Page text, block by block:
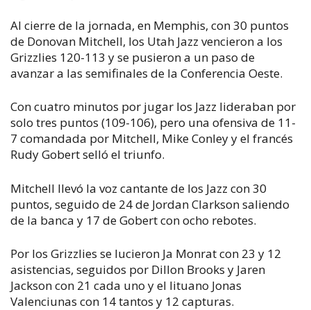
Al cierre de la jornada, en Memphis, con 30 puntos
de Donovan Mitchell, los Utah Jazz vencieron a los
Grizzlies 120-113 y se pusieron a un paso de
avanzar a las semifinales de la Conferencia Oeste.
Con cuatro minutos por jugar los Jazz lideraban por
solo tres puntos (109-106), pero una ofensiva de 11-
7 comandada por Mitchell, Mike Conley y el francés
Rudy Gobert selló el triunfo.
Mitchell llevó la voz cantante de los Jazz con 30
puntos, seguido de 24 de Jordan Clarkson saliendo
de la banca y 17 de Gobert con ocho rebotes.
Por los Grizzlies se lucieron Ja Monrat con 23 y 12
asistencias, seguidos por Dillon Brooks y Jaren
Jackson con 21 cada uno y el lituano Jonas
Valenciunas con 14 tantos y 12 capturas.